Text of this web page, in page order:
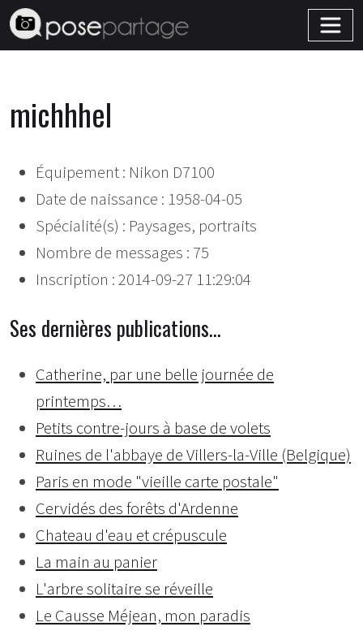
michhhel
Équipement : Nikon D7100
Date de naissance : 1958-04-05
Spécialité(s) : Paysages, portraits
Nombre de messages : 75
Inscription : 2014-09-27 11:29:04
Ses dernières publications…
Catherine, par une belle journée de
printemps…
Petits contre-jours à base de volets
Ruines de l'abbaye de Villers-la-Ville (Belgique)
Paris en mode "vieille carte postale"
Cervidés des forêts d'Ardenne
Chateau d'eau et crépuscule
La main au panier
L'arbre solitaire se réveille
Le Causse Méjean, mon paradis